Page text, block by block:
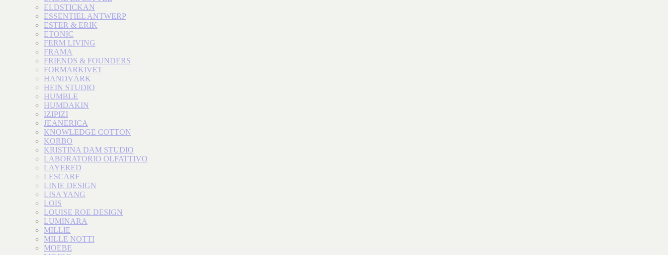
ELDSTICKAN
ESSENTIEL ANTWERP
ESTER & ERIK
ETONIC
FERM LIVING
FRAMA
FRIENDS & FOUNDERS
FORMARKIVET
HANDVÄRK
HEIN STUDIO
HUMBLE
HUMDAKIN
IZIPIZI
JEANERICA
KNOWLEDGE COTTON
KORBO
KRISTINA DAM STUDIO
LABORATORIO OLFATTIVO
LAYERED
LESCARF
LINIE DESIGN
LISA YANG
LOIS
LOUISE ROE DESIGN
LUMINARA
MILLIE
MILLE NOTTI
MOEBE